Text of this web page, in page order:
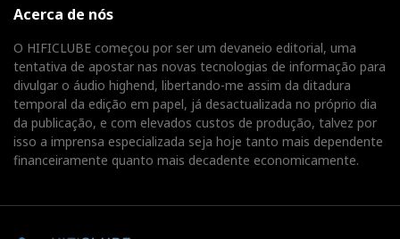
Acerca de nós
O HIFICLUBE começou por ser um devaneio editorial, uma
tentativa de apostar nas novas tecnologias de informação para
divulgar o áudio highend, libertando-me assim da ditadura
temporal da edição em papel, já desactualizada no próprio dia
da publicação, e com elevados custos de produção, talvez por
isso a imprensa especializada seja hoje tanto mais dependente
financeiramente quanto mais decadente economicamente.